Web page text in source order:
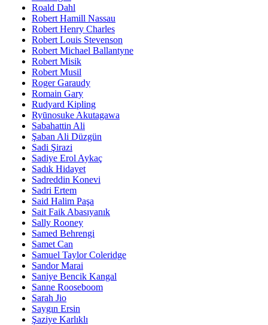
Roald Dahl
Robert Hamill Nassau
Robert Henry Charles
Robert Louis Stevenson
Robert Michael Ballantyne
Robert Misik
Robert Musil
Roger Garaudy
Romain Gary
Rudyard Kipling
Ryūnosuke Akutagawa
Sabahattin Ali
Şaban Ali Düzgün
Sadi Şirazi
Sadiye Erol Aykaç
Sadık Hidayet
Sadreddin Konevi
Sadri Ertem
Said Halim Paşa
Sait Faik Abasıyanık
Sally Rooney
Samed Behrengi
Samet Can
Samuel Taylor Coleridge
Sandor Marai
Saniye Bencik Kangal
Sanne Rooseboom
Sarah Jio
Saygın Ersin
Şaziye Karlıklı